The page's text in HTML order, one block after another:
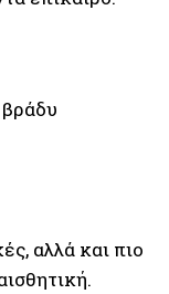
αλλά και πιο